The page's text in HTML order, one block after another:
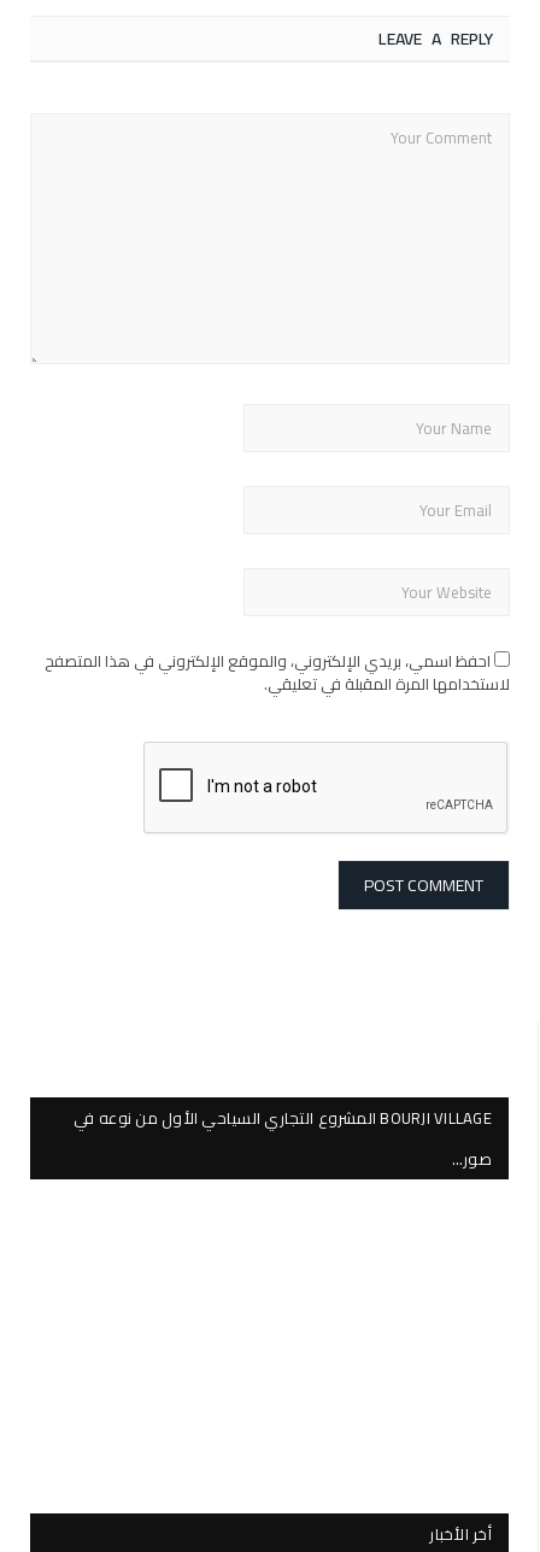
LEAVE A REPLY
احفظ اسمي، بريدي الإلكتروني، والموقع الإلكتروني في هذا المتصفح
لاستخدامها المرة المقبلة في تعليقي.
BOURJI VILLAGE المشروع التجاري السياحي الأول من نوعه في
صور…
أخر الأخبار